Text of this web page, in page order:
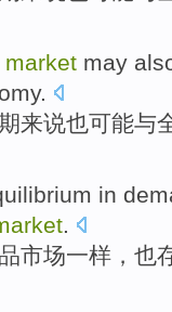
market may
.
来说也可能与
in
.
市场一样， 也